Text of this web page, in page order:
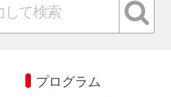
プログラム